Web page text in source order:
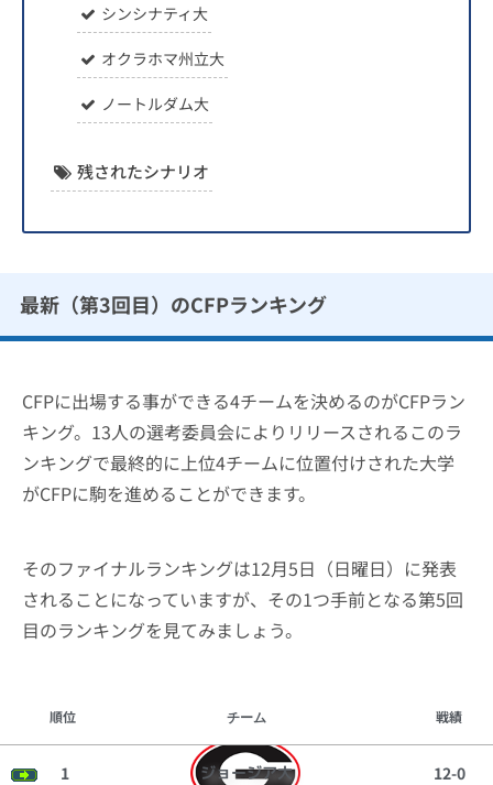
シンシナティ大
オクラホマ州立大
ノートルダム大
残されたシナリオ
最新（第3回目）のCFPランキング
CFPに出場する事ができる4チームを決めるのがCFPラン
キング。13人の選考委員会によりリリースされるこのラ
ンキングで最終的に上位4チームに位置付けされた大学
がCFPに駒を進めることができます。
そのファイナルランキングは12月5日（日曜日）に発表
されることになっていますが、その1つ手前となる第5回
目のランキングを見てみましょう。
順位 チーム 戦績
1 ジョージア大 12-0